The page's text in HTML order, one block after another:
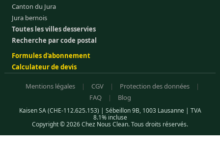
Canton du Jura
Jura bernois
Toutes les villes desservies
Recherche par code postal
Formules d'abonnement
Calculateur de devis
Mentions légales | CGV | Protection des données
|
FAQ
| Blog
Kaisen SA (CHE-112.625.153) | Sébeillon 9B, 1003 Lausanne | TVA
8.1% incluse
Copyright © 2026 Chez Nous Clean. Tous droits réservés.